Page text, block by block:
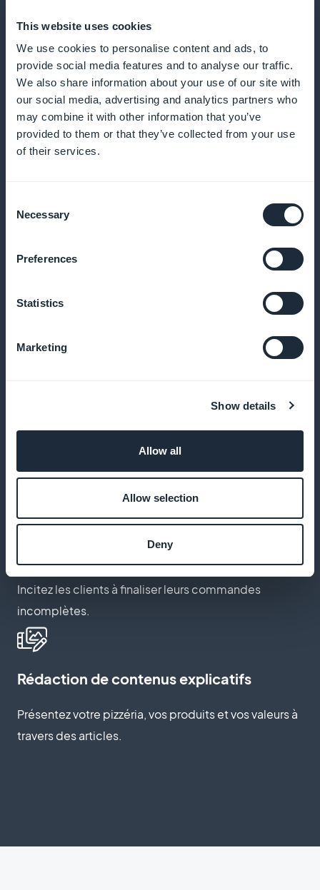
This website uses cookies
We use cookies to personalise content and ads, to
provide social media features and to analyse our traffic.
We also share information about your use of our site with
our social media, advertising and analytics partners who
may combine it with other information that you’ve
provided to them or that they’ve collected from your use
of their services.
Selection
Necessary
Preferences
Statistics
Marketing
Show details
Allow all
Allow selection
Deny
Commande express simplifiée
Facilitez l’achat rapide de pizzas depuis la liste des
produits.
Informez vos clients des nouvelles pizzas ou offres
Offres promotionnelles personnalisées
Créez des réductions selon les heures, les produits
Application en marque blanche
Relance du panier abandonné
Incitez les clients à finaliser leurs commandes
incomplètes.
Rédaction de contenus explicatifs
Présentez votre pizzéria, vos produits et vos valeurs à
travers des articles.